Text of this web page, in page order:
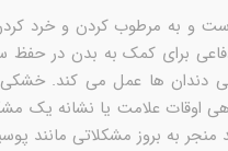
و به مرطوب کردن و خرد
برای کمک به بدن در
دندان ها عمل می کند.
اوقات علامت یا نشانه یک
منجر به بروز مشکلاتی مانند